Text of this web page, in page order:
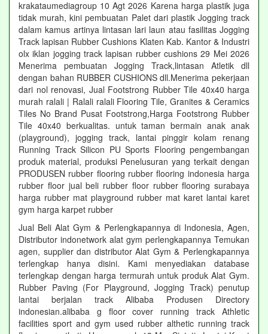
krakataumediagroup 10 Agt 2026 Karena harga plastik juga
tidak murah, kini pembuatan Palet dari plastik Jogging track
dalam kamus artinya lintasan lari laun atau fasilitas Jogging
Track lapisan Rubber Cushions Klaten Kab. Kantor & Industri
olx iklan jogging track lapisan rubber cushions 29 Mei 2026
Menerima pembuatan Jogging Track,lintasan Atletik dll
dengan bahan RUBBER CUSHIONS dll.Menerima pekerjaan
dari nol renovasi, Jual Footstrong Rubber Tile 40x40 harga
murah ralali | Ralali ralali Flooring Tile, Granites & Ceramics
Tiles No Brand Pusat Footstrong,Harga Footstrong Rubber
Tile 40x40 berkualitas. untuk taman bermain anak anak
(playground), jogging track, lantai pinggir kolam renang
Running Track Silicon PU Sports Flooring pengembangan
produk material, produksi Penelusuran yang terkait dengan
PRODUSEN rubber flooring rubber flooring indonesia harga
rubber floor jual beli rubber floor rubber flooring surabaya
harga rubber mat playground rubber mat karet lantai karet
gym harga karpet rubber
Jual Beli Alat Gym & Perlengkapannya di Indonesia, Agen,
Distributor indonetwork alat gym perlengkapannya Temukan
agen, supplier dan distributor Alat Gym & Perlengkapannya
terlengkap hanya disini. Kami menyediakan database
terlengkap dengan harga termurah untuk produk Alat Gym.
Rubber Paving (For Playground, Jogging Track) penutup
lantai berjalan track Alibaba Produsen Directory
indonesian.alibaba g floor cover running track Athletic
facilities sport and gym used rubber althetic running track